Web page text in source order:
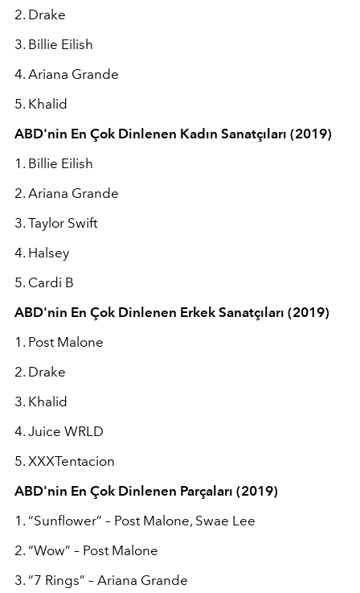
2. Drake
3. Billie Eilish
4. Ariana Grande
5. Khalid
ABD'nin En Çok Dinlenen Kadın Sanatçıları (2019)
1. Billie Eilish
2. Ariana Grande
3. Taylor Swift
4. Halsey
5. Cardi B
ABD'nin En Çok Dinlenen Erkek Sanatçıları (2019)
1. Post Malone
2. Drake
3. Khalid
4. Juice WRLD
5. XXXTentacion
ABD'nin En Çok Dinlenen Parçaları (2019)
1. “Sunflower” – Post Malone, Swae Lee
2. “Wow” – Post Malone
3. “7 Rings” – Ariana Grande